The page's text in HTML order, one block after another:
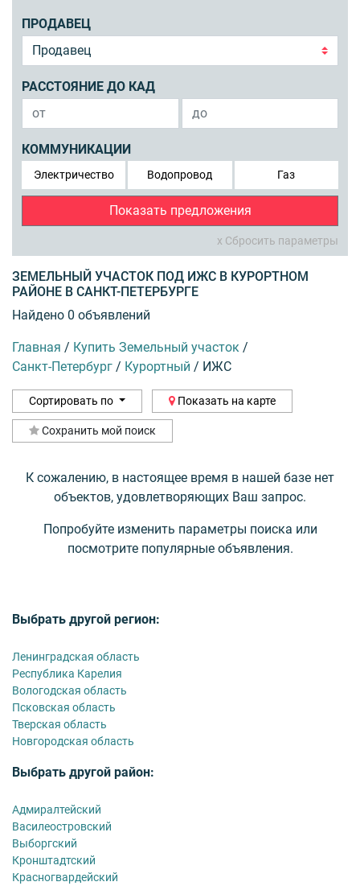
ПРОДАВЕЦ
РАССТОЯНИЕ ДО КАД
КОММУНИКАЦИИ
Электричество Водопровод Газ
Показать предложения
x Сбросить параметры
ЗЕМЕЛЬНЫЙ УЧАСТОК ПОД ИЖС В КУРОРТНОМ
РАЙОНЕ В САНКТ-ПЕТЕРБУРГЕ
Найдено 0 объявлений
Главная / Купить Земельный участок /
Санкт-Петербург / Курортный / ИЖС
Сортировать по Показать на карте
Сохранить мой поиск
К сожалению, в настоящее время в нашей базе нет
объектов, удовлетворяющих Ваш запрос.
Попробуйте изменить параметры поиска или
посмотрите популярные объявления.
Выбрать другой регион:
Ленинградская область
Республика Карелия
Вологодская область
Псковская область
Тверская область
Новгородская область
Выбрать другой район:
Адмиралтейский
Василеостровский
Выборгский
Кронштадтский
Красногвардейский